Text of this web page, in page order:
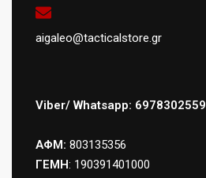
aigaleo@tacticalstore.gr
Viber/ Whatsapp: 6978302559
ΑΦΜ: 803135356
ΓΕΜΗ: 190391401000